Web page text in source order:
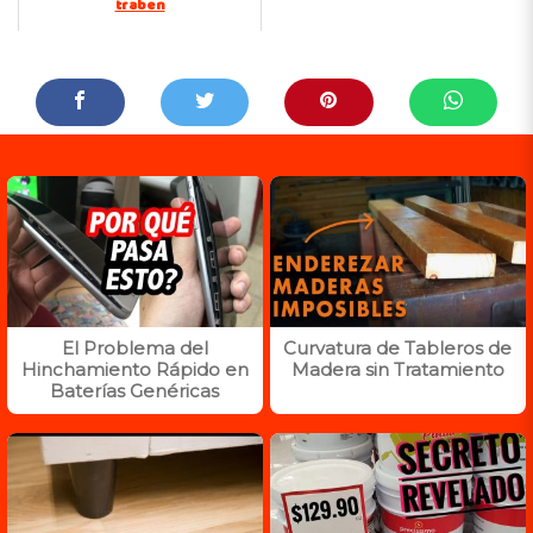
traben
El Problema del
Hinchamiento Rápido en
Baterías Genéricas
Curvatura de Tableros de
Madera sin Tratamiento